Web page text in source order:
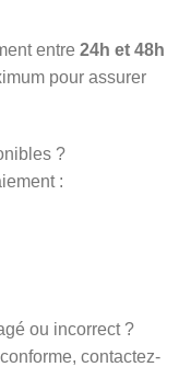
entre 24h et 48h
pour assurer
?
:
ou incorrect ?
contactez-